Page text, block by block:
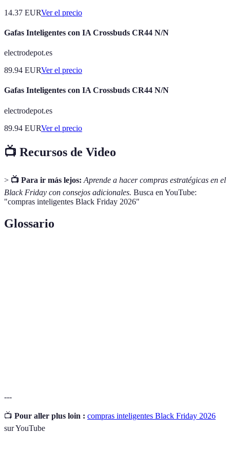
14.37 EURVer el precio
Gafas Inteligentes con IA Crossbuds CR44 N/N
electrodepot.es
89.94 EURVer el precio
Gafas Inteligentes con IA Crossbuds CR44 N/N
electrodepot.es
89.94 EURVer el precio
📺 Recursos de Video
> 📺 Para ir más lejos: Aprende a hacer compras estratégicas en el
Black Friday con consejos adicionales. Busca en YouTube:
"compras inteligentes Black Friday 2026"
Glossario
---
📺 Pour aller plus loin : compras inteligentes Black Friday 2026
sur YouTube